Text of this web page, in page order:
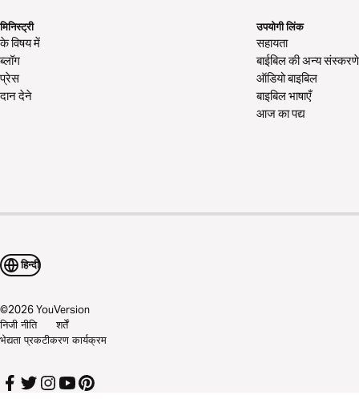
मिनिस्ट्री
के विषय में
ब्लॉग
प्रेस
दान देने
उपयोगी लिंक
सहायता
बाईबिल की अन्य संस्करणे
ऑडियो बाइबिल
बाइबिल भाषाएँ
आज का पद्य
हिन्दी
©2026YouVersion
निजी नीति
शर्तें
भेद्यता प्रकटीकरण कार्यक्रम